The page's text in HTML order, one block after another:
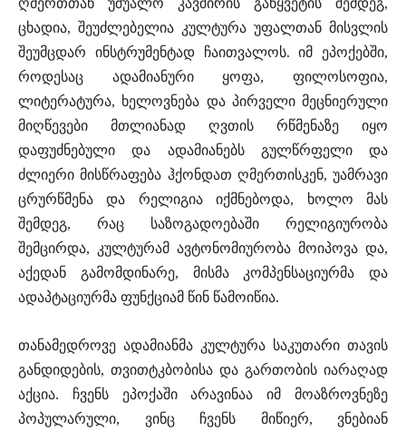
ღმერთთან უშუალო კავშირის გაწყვეტის შემდეგ,
ცხადია, შეუძლებელია კულტურა უფალთან მისვლის
შეუმცდარ ინსტრუმენტად ჩაითვალოს. იმ ეპოქებში,
როდესაც ადამიანური ყოფა, ფილოსოფია,
ლიტერატურა, ხელოვნება და პირველი მეცნიერული
მიღწევები მთლიანად ღვთის რწმენაზე იყო
დაფუძნებული და ადამიანებს გულწრფელი და
ძლიერი მისწრაფება ჰქონდათ ღმერთისკენ, უამრავი
ცრურწმენა და რელიგია იქმნებოდა, ხოლო მას
შემდეგ, რაც საზოგადოებაში რელიგიურობა
შემცირდა, კულტურამ ავტონომიურობა მოიპოვა და,
აქედან გამომდინარე, მისმა კომპენსაციურმა და
ადაპტაციურმა ფუნქციამ წინ წამოიწია.
თანამედროვე ადამიანმა კულტურა საკუთარი თავის
განდიდების, თვითტკბობისა და გართობის იარაღად
აქცია. ჩვენს ეპოქაში არავინაა იმ მოაზროვნეზე
პოპულარული, ვინც ჩვენს მიწიერ, ვნებიან